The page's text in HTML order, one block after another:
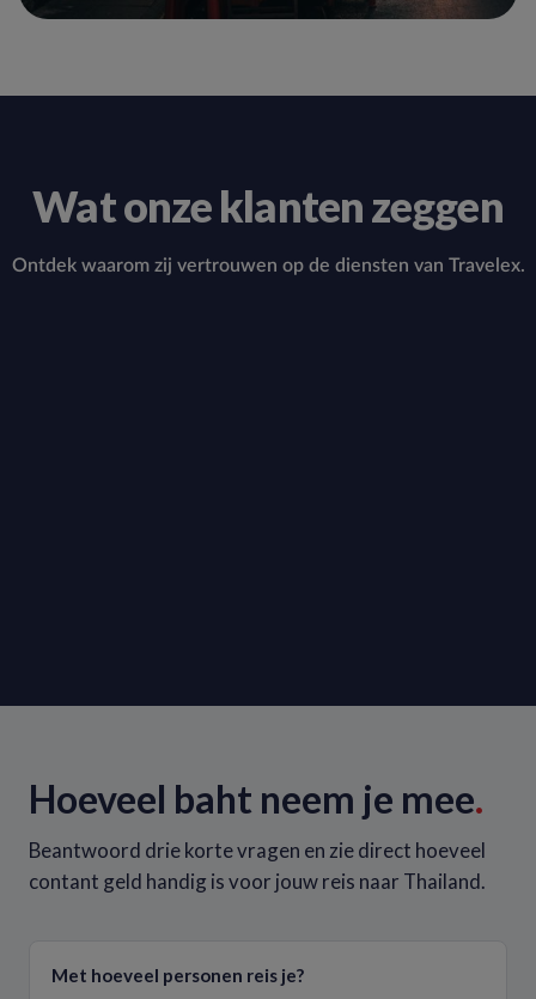
Wat onze klanten zeggen
Ontdek waarom zij vertrouwen op de diensten van Travelex.
Hoeveel baht neem je mee.
Beantwoord drie korte vragen en zie direct hoeveel
contant geld handig is voor jouw reis naar Thailand.
Met hoeveel personen reis je?